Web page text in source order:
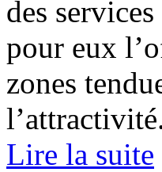
des
pour eux
zones
Lire la suite